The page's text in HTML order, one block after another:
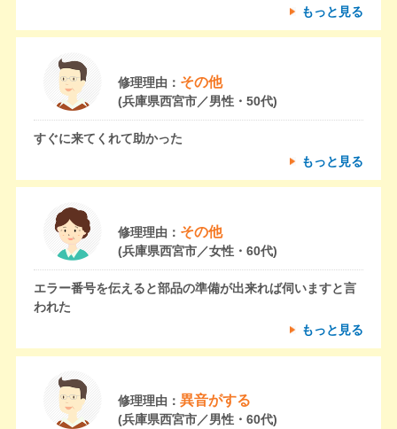
もっと見る
修理理由： その他
(兵庫県西宮市／男性・50代)
すぐに来てくれて助かった
もっと見る
修理理由： その他
(兵庫県西宮市／女性・60代)
エラー番号を伝えると部品の準備が出来れば伺いますと言
われた
もっと見る
修理理由： 異音がする
(兵庫県西宮市／男性・60代)